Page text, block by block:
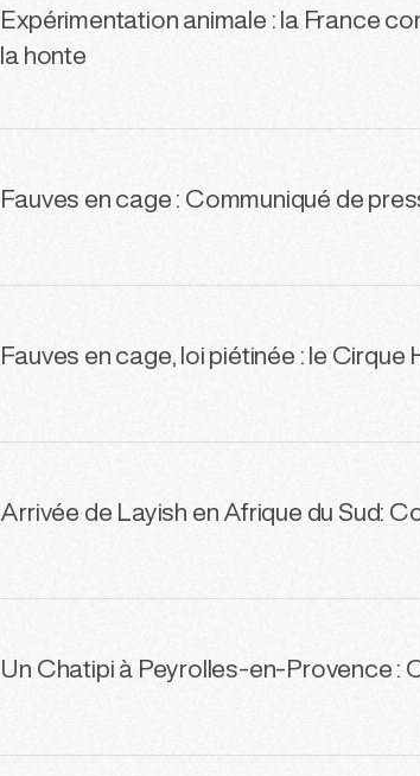
Expérimentation animale : la France
la honte
Fauves en cage : Communiqué de
Fauves en cage, loi piétinée : le
Arrivée de Layish en Afrique du Sud:
Un Chatipi à Peyrolles-en-Provence :